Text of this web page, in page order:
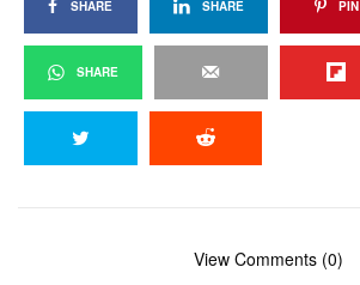
SHARE SHARE PIN
SHARE
View Comments (0)